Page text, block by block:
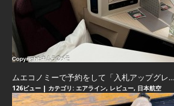
ムエコノミーで予約をして「入札アップグレ...
126ビュー | カテゴリ: エアライン, レビュー, 日本航空